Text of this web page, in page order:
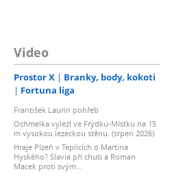
Video
Prostor X
Branky, body, kokoti
Fortuna liga
František Laurin pohřeb
Ochmelka vylezl ve Frýdku-Místku na 15
m vysokou lezeckou stěnu. (srpen 2026)
Hraje Plzeň v Teplicích o Martina
Hyského? Slavia při chuti a Roman
Macek proti svým…